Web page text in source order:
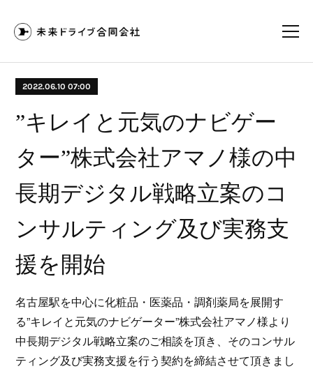
2022.06.10 07:00
”キレイと元気のナビゲー
ター”株式会社アマノ様の中
⻑期デジタル戦略⽴案のコ
ンサルティング及び実務⽀
援を開始
名古屋駅を中心に化粧品・医薬品・調剤薬局を展開す
る”キレイと元気のナビゲーター”株式会社アマノ様より
中⻑期デジタル戦略⽴案のご相談を頂き、そのコンサル
ティング及び実務⽀援を行う契約を締結させて頂きまし